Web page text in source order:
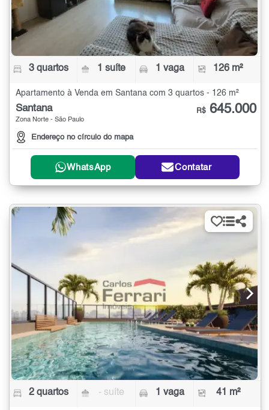
3 quartos 1 suíte 1 vaga 126 m²
Apartamento à Venda em Santana com 3 quartos - 126 m²
Santana
Zona Norte - São Paulo
Endereço no círculo do mapa
R$ 645.000
WhatsApp Contatar
2 quartos - suíte 1 vaga 41 m²